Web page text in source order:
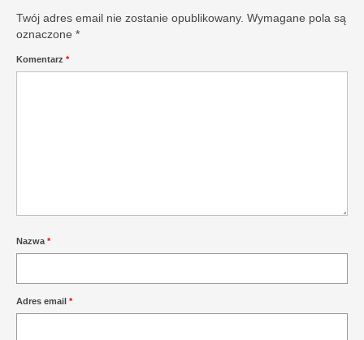
Twój adres email nie zostanie opublikowany. Wymagane pola są
oznaczone *
Komentarz *
Nazwa *
Adres email *